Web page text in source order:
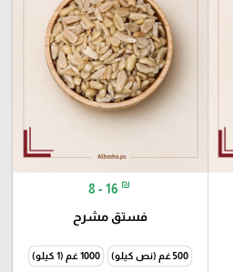
8 - 16 ₪
فستق مشرح
500 غم (نص كيلو) 1000 غم (1 كيلو)